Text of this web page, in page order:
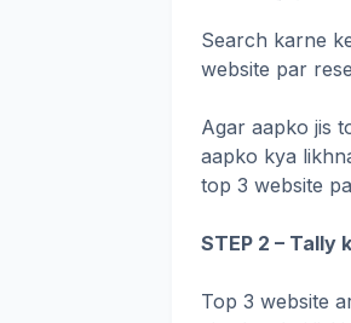
Search karne
website par
Agar aapko jis
aapko kya
top 3 website
STEP 2 – Tally
Top 3 website